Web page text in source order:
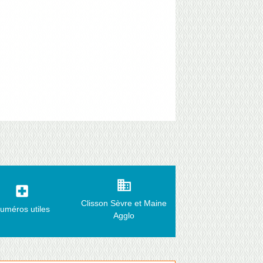
local_hospital
utiles
business
Clisson Sèvre et Maine
Agglo